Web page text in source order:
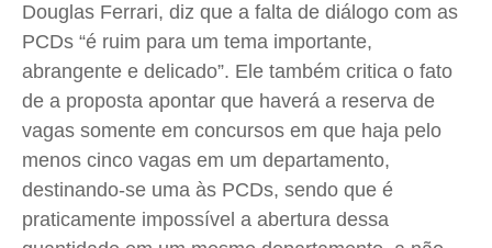
Douglas Ferrari, diz que a falta de diálogo com as
PCDs “é ruim para um tema importante,
abrangente e delicado”. Ele também critica o fato
de a proposta apontar que haverá a reserva de
vagas somente em concursos em que haja pelo
menos cinco vagas em um departamento,
destinando-se uma às PCDs, sendo que é
praticamente impossível a abertura dessa